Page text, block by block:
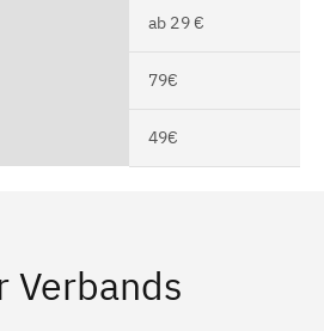
ab 29 €
79€
49€
Verbands